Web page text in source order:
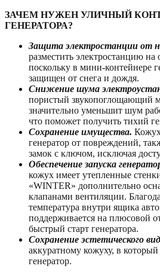
ЗАЧЕМ НУЖЕН УЛИЧНЫЙ
ГЕНЕРАТОРА?
Защита электростанции от
разместить электростанцию
поскольку в мини-контейнере
защищен от снега и дождя.
Снижение шума
пористый звукопоглощающий
значительно уменьшит шум
что поможет получить тихий
Сохранение имущества.
генератор от повреждений,
замок с ключом, исключая
Обеспечение запуска
кожух имеет утепленные
«WINTER» дополнительно
клапанами вентиляции.
температура внутри ящика
поддерживается на плюсовой
быстрый старт генератора.
Сохранение эстетического
аккуратному кожуху, в
генератор.